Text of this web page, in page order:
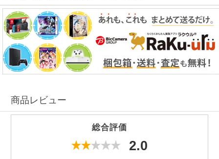
商品レビュー
総合評価
2.0